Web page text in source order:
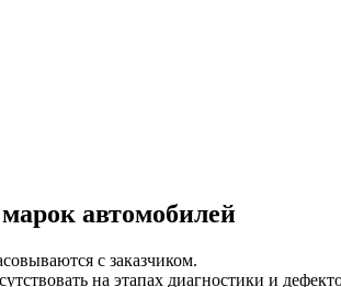
автомобилей
с заказчиком.
на этапах диагностики и